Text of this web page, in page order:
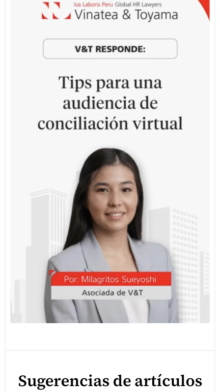
Sugerencias de artículos